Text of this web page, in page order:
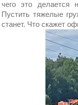
чего это делается
Пустить тяжелые
станет. Что скажет